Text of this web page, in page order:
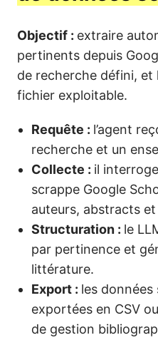
Objectif : extraire
pertinents depuis
de recherche défini, et
fichier exploitable.
Requête : l’agent
recherche et un
Collecte : il
scrappe Google
auteurs, abstracts et
Structuration : le
par pertinence et
littérature.
Export : les
exportées en CSV
de gestion